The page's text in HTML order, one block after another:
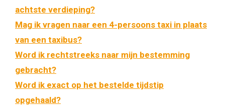
achtste verdieping?
Mag ik vragen naar een 4-persoons taxi in plaats
van een taxibus?
Word ik rechtstreeks naar mijn bestemming
gebracht?
Word ik exact op het bestelde tijdstip
opgehaald?